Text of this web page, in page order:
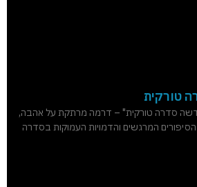
טורקית
סדרה טורקית" – דרמה מרתקת על אהבה,
המרגשים והדמויות העמוקות בסדרה